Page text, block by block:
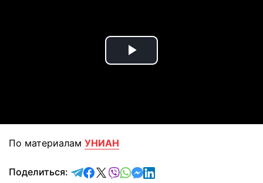
Play
По материалам УНИАН
Поделиться: отправить в Telegram
поделиться в Facebook
поделиться в X
отправить в Viber
отправить в Whatsapp
отправить в Messenger
отправить в LinkedIn